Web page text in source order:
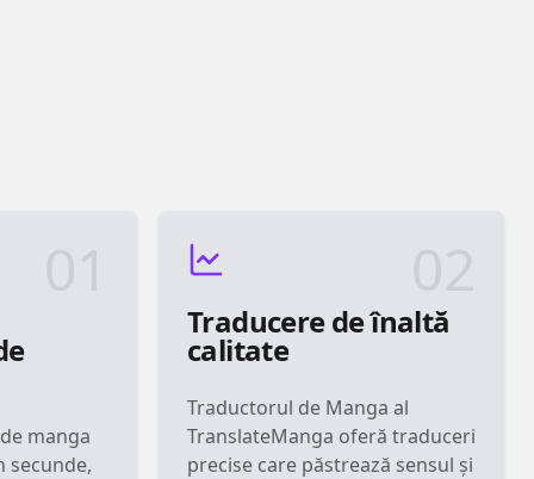
manga
secunde,
Traducere de înaltă
calitate
Traductorul de Manga al
TranslateManga oferă traduceri
precise care păstrează sensul și